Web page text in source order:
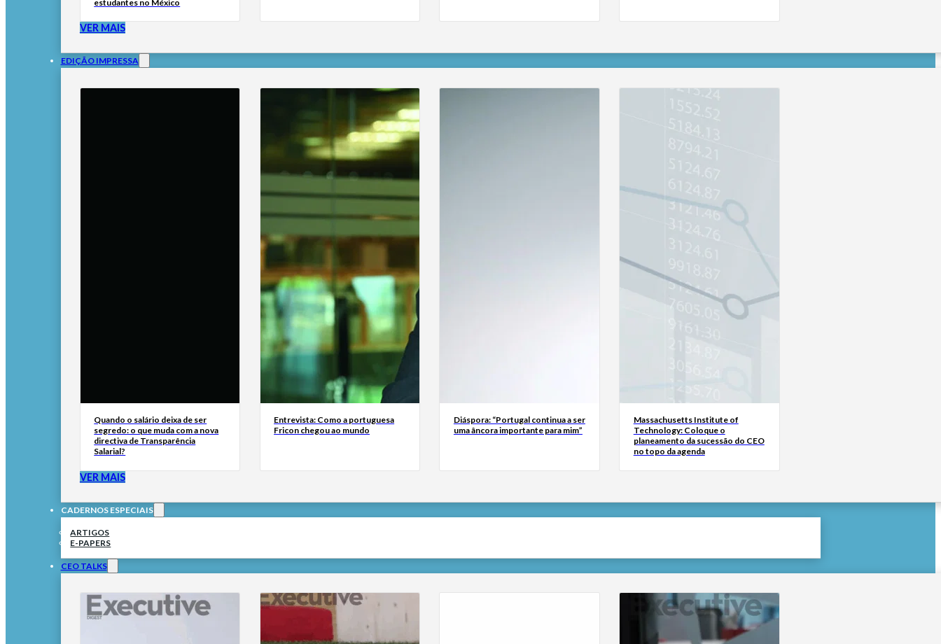
estudantes no México
VER MAIS
EDIÇÃO IMPRESSA
Quando o salário deixa de ser
segredo: o que muda com a nova
directiva de Transparência
Salarial?
Entrevista: Como a portuguesa
Fricon chegou ao mundo
Diáspora: “Portugal continua a ser
uma âncora importante para mim”
Massachusetts Institute of
Technology: Coloque o
planeamento da sucessão do CEO
no topo da agenda
VER MAIS
CADERNOS ESPECIAIS
ARTIGOS
E-PAPERS
CEO TALKS